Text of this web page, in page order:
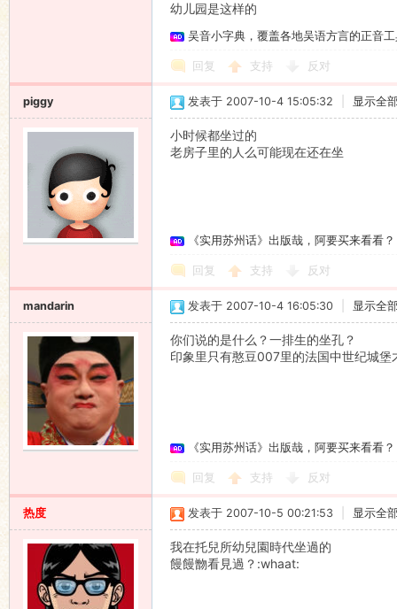
幼儿园是这样的
吴音小字典，覆盖各地吴语方言的正音
回复 支持 反对
piggy 发表于 2007-10-4 15:05:32 显示全
小时候都坐过的
老房子里的人么可能现在还在坐
《实用苏州话》出版哉，阿要买来看看？
回复 支持 反对
mandarin 发表于 2007-10-4 16:05:30 显示全
你们说的是什么？一排生的坐孔？
印象里只有憨豆007里的法国中世纪城
《实用苏州话》出版哉，阿要买来看看？
回复 支持 反对
热度 发表于 2007-10-5 00:21:53 显示全
我在托兒所幼兒園時代坐過的
饅饅朆看見過？:whaat: